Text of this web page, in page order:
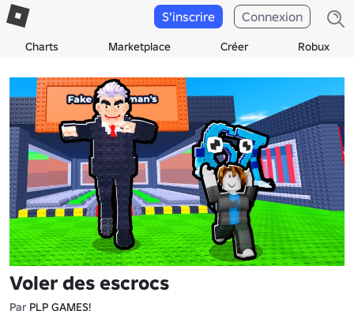
Charts Marketplace Créer Robux
S'inscrire Connexion
Voler des escrocs
Par PLP GAMES!